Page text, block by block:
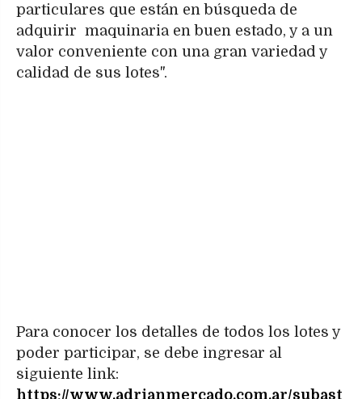
particulares que están en búsqueda de
adquirir maquinaria en buen estado, y a un
valor conveniente con una gran variedad y
calidad de sus lotes".
Para conocer los detalles de todos los lotes y
poder participar, se debe ingresar al
siguiente link:
https://www.adrianmercado.com.ar/subast